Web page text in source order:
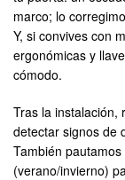
marco; lo
Y, si convives con
ergonómicas y
cómodo.
Tras la instalación,
detectar signos de
También
(verano/invierno)